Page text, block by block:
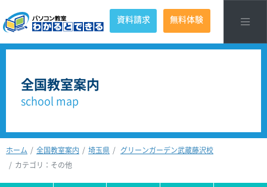
資料請求 無料体験
全国教室案内
school map
ホーム 全国教室案内 埼玉県
グリーンガーデン武蔵藤沢校
カテゴリ：その他